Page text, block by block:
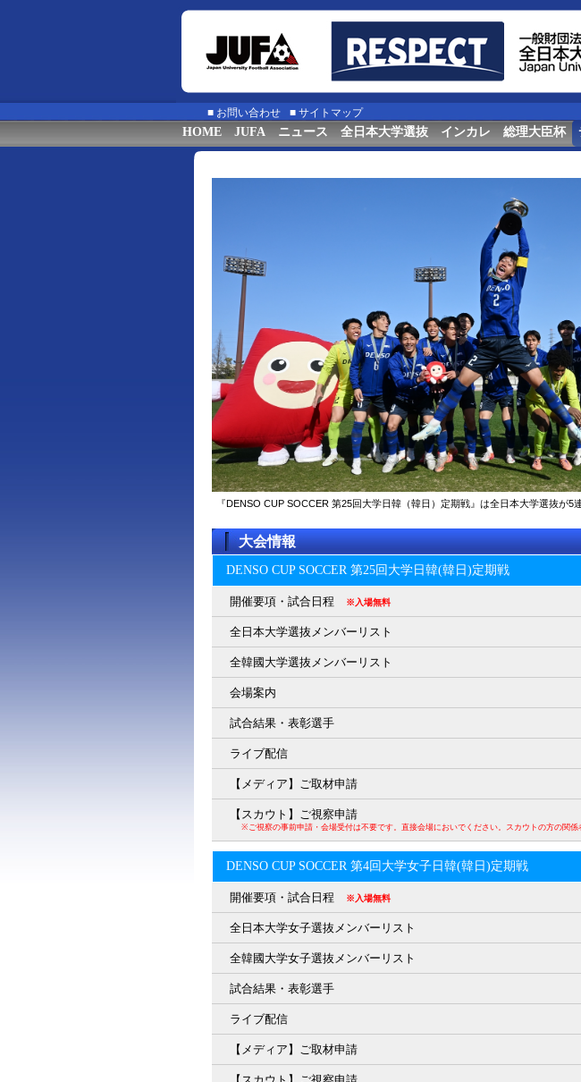
■ お問い合わせ ■ サイトマップ
HOME JUFA ニュース 全日本大学選抜 インカレ 総理大臣杯
『DENSO CUP SOCCER 第25回大学日韓（韓日）定期戦』は全日本大学選抜が5
大会情報
DENSO CUP SOCCER 第25回大学日韓(韓日)定期戦
開催要項・試合日程 ※入場無料
全日本大学選抜メンバーリスト
全韓國大学選抜メンバーリスト
会場案内
試合結果・表彰選手
ライブ配信
【メディア】ご取材申請
【スカウト】ご視察申請
※ご視察の事前申請・会場受付は不要です。直接会場においでください。スカウトの方の関
DENSO CUP SOCCER 第4回大学女子日韓(韓日)定期戦
開催要項・試合日程 ※入場無料
全日本大学女子選抜メンバーリスト
全韓國大学女子選抜メンバーリスト
試合結果・表彰選手
ライブ配信
【メディア】ご取材申請